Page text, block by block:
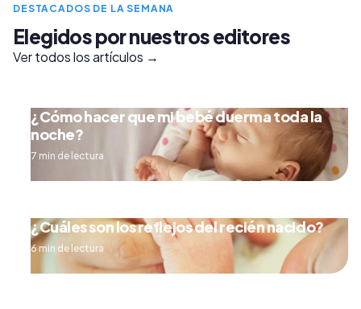
DESTACADOS DE LA SEMANA
Elegidos por nuestros editores
Ver todos los artículos →
¿Cómo hacer que mi bebé duerma toda la
noche?
7 min de lectura
¿Cuáles son los reflejos del recién nacido?
6 min de lectura